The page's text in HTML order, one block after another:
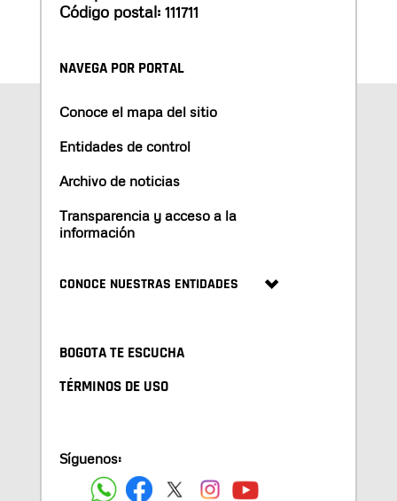
Código postal: 111711
NAVEGA POR PORTAL
Conoce el mapa del sitio
Entidades de control
Archivo de noticias
Transparencia y acceso a la
información
CONOCE NUESTRAS ENTIDADES
BOGOTA TE ESCUCHA
TÉRMINOS DE USO
Síguenos: